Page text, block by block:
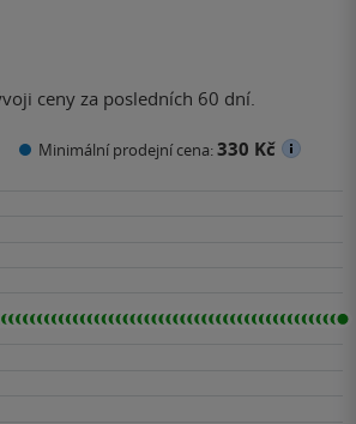
ceny za posledních 60 dní.
Minimální prodejní cena:330 Kč